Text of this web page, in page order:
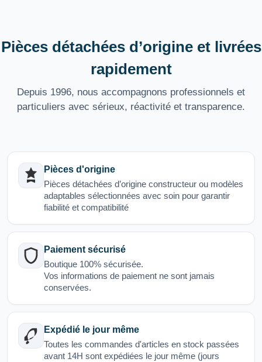
Pièces détachées d’origine et livrées
rapidement
Depuis 1996, nous accompagnons professionnels et
particuliers avec sérieux, réactivité et transparence.
Pièces d'origine
Pièces détachées d’origine constructeur ou modèles
adaptables sélectionnées avec soin pour garantir
fiabilité et compatibilité
Paiement sécurisé
Boutique 100% sécurisée.
Vos informations de paiement ne sont jamais
conservées.
Expédié le jour même
Toutes les commandes d'articles en stock passées
avant 14H sont expédiées le jour même (jours